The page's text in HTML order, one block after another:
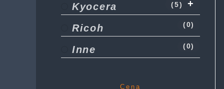
Kyocera (5)
Ricoh (0)
Inne (0)
Cena